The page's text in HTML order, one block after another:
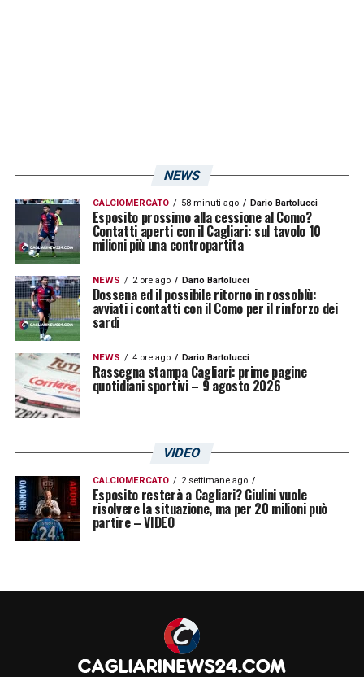
NEWS
CALCIOMERCATO 58 minuti ago Dario Bartolucci
Esposito prossimo alla cessione al Como?
Contatti aperti con il Cagliari: sul tavolo 10
milioni più una contropartita
NEWS 2 ore ago Dario Bartolucci
Dossena ed il possibile ritorno in rossoblù:
avviati i contatti con il Como per il rinforzo dei
sardi
NEWS 4 ore ago Dario Bartolucci
Rassegna stampa Cagliari: prime pagine
quotidiani sportivi – 9 agosto 2026
VIDEO
CALCIOMERCATO 2 settimane ago
Esposito resterà a Cagliari? Giulini vuole
risolvere la situazione, ma per 20 milioni può
partire – VIDEO